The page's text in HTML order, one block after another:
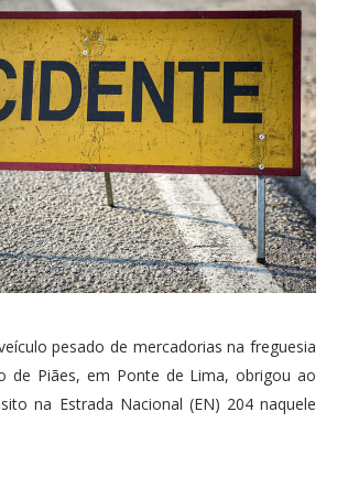
pesado de mercadorias na freguesia
de Piães, em Ponte de Lima, obrigou ao
na Estrada Nacional (EN) 204 naquele